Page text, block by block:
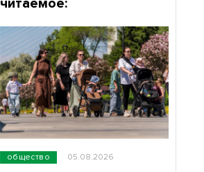
читаемое:
общество 05.08.2026